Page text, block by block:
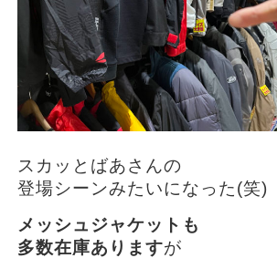
スカッとばあさんの
登場シーンみたいになった(笑)
メッシュジャケットも
多数在庫ありますが